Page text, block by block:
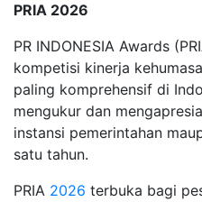
PRIA 2026
PR INDONESIA Awards
kompetisi kinerja
paling komprehensif di
mengukur dan
instansi pemerintahan
satu tahun.
PRIA 2026 terbuka bagi